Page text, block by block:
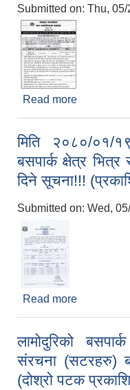
Submitted on: Thu, 05/
Read more
मिति २०८०/०१/
बसपार्क क्षेत्र
दिने सूचना!!!
Submitted on: Wed,
Read more
लामोदुरिको
संरचना (सटरहरु)
(दोश्रो पटक